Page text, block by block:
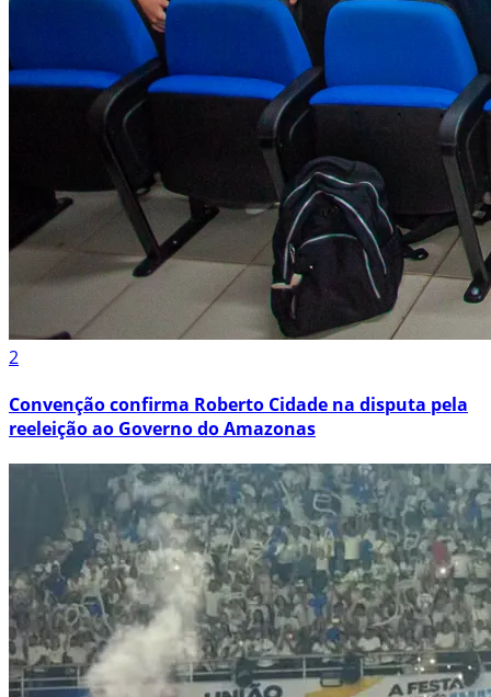
2
Convenção confirma Roberto Cidade na disputa pela
reeleição ao Governo do Amazonas